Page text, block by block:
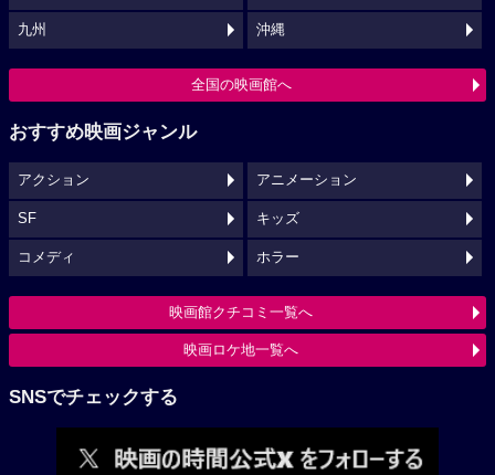
九州 沖縄
全国の映画館へ
おすすめ映画ジャンル
アクション アニメーション
SF キッズ
コメディ ホラー
映画館クチコミ一覧へ
映画ロケ地一覧へ
SNSでチェックする